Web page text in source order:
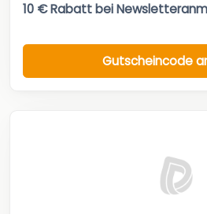
10 € Rabatt bei
Gutscheincode